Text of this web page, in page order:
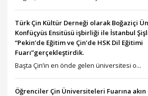
Türk Çin Kültür Derneği olarak Boğaziçi
Konfüçyüs Ensitüsü işbirliği ile İstanbul
“Pekin’de Eğitim ve Çin’de HSK Dil Eğitimi
Fuarı”gerçekleştirdik.
Başta Çin’in en önde gelen üniversitesi o...
Öğrenciler Çin Üniversiteleri Fuarına